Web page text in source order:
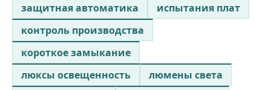
защитная автоматика
испытания плат
контроль производства
короткое замыкание
люксы освещенность
люмены света